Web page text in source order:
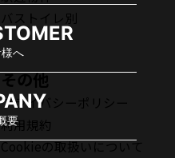
様へ
要
バストイレ別
その他
プライバシーポリシー
利用規約
Cookieの取扱いについて